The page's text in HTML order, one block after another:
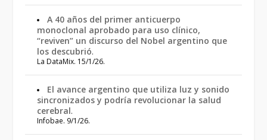
A 40 años del primer anticuerpo
monoclonal aprobado para uso clínico,
“reviven” un discurso del Nobel argentino que
los descubrió.
La DataMix. 15/1/26.
El avance argentino que utiliza luz y sonido
sincronizados y podría revolucionar la salud
cerebral.
Infobae. 9/1/26.